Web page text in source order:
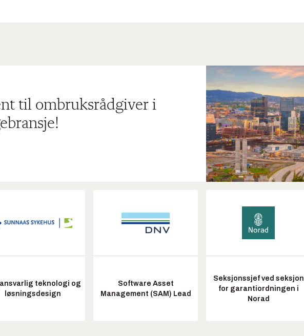
til ombruksrådgiver i
teknologi og
løsningsdesign
Software Asset
Management (SAM) Lead
Seksjonssjef ved seksjon
for garantiordningen i
Norad